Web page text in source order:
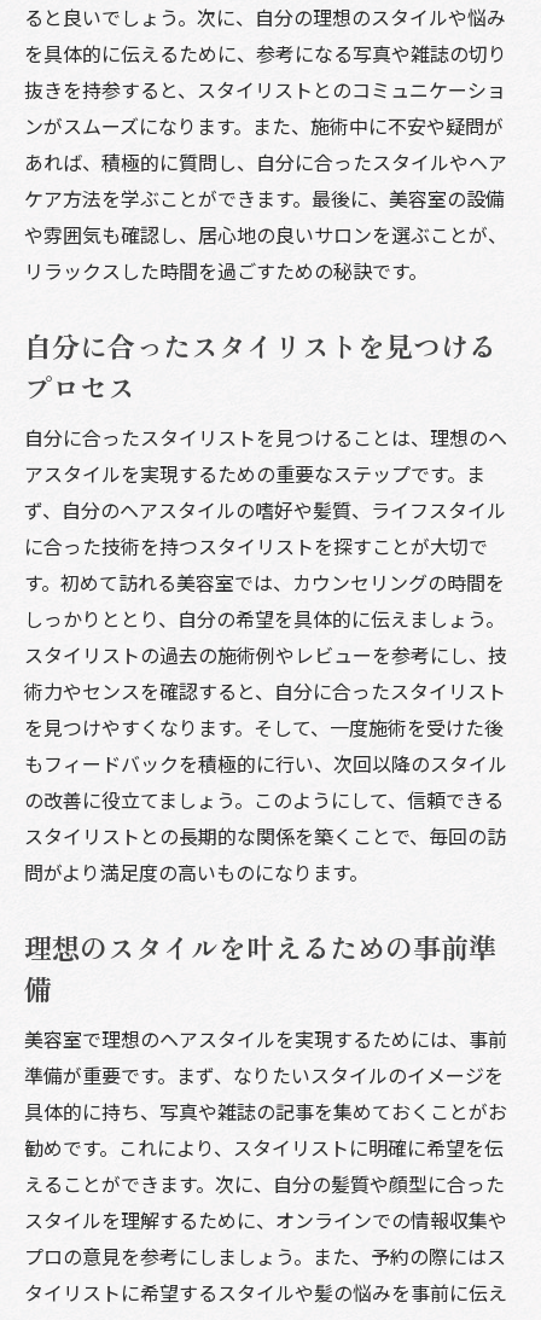
ると良いでしょう。次に、自分の理想のスタイルや悩み
を具体的に伝えるために、参考になる写真や雑誌の切り
抜きを持参すると、スタイリストとのコミュニケーショ
ンがスムーズになります。また、施術中に不安や疑問が
あれば、積極的に質問し、自分に合ったスタイルやヘア
ケア方法を学ぶことができます。最後に、美容室の設備
や雰囲気も確認し、居心地の良いサロンを選ぶことが、
リラックスした時間を過ごすための秘訣です。
自分に合ったスタイリストを見つける
プロセス
自分に合ったスタイリストを見つけることは、理想のヘ
アスタイルを実現するための重要なステップです。ま
ず、自分のヘアスタイルの嗜好や髪質、ライフスタイル
に合った技術を持つスタイリストを探すことが大切で
す。初めて訪れる美容室では、カウンセリングの時間を
しっかりととり、自分の希望を具体的に伝えましょう。
スタイリストの過去の施術例やレビューを参考にし、技
術力やセンスを確認すると、自分に合ったスタイリスト
を見つけやすくなります。そして、一度施術を受けた後
もフィードバックを積極的に行い、次回以降のスタイル
の改善に役立てましょう。このようにして、信頼できる
スタイリストとの長期的な関係を築くことで、毎回の訪
問がより満足度の高いものになります。
理想のスタイルを叶えるための事前準
備
美容室で理想のヘアスタイルを実現するためには、事前
準備が重要です。まず、なりたいスタイルのイメージを
具体的に持ち、写真や雑誌の記事を集めておくことがお
勧めです。これにより、スタイリストに明確に希望を伝
えることができます。次に、自分の髪質や顔型に合った
スタイルを理解するために、オンラインでの情報収集や
プロの意見を参考にしましょう。また、予約の際にはス
タイリストに希望するスタイルや髪の悩みを事前に伝え